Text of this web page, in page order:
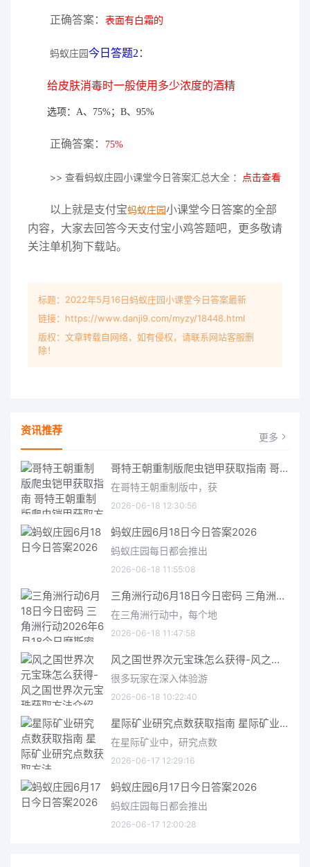
正确答案： 表面有白霜的
蚂蚁庄园今日答题2 ：
给皮肤消毒时一般使用多少浓度的酒精
选项：A、75%；B、95%
正确答案： 75%
>> 查看蚂蚁庄园小课堂今日答案汇总大全 ： 点击查看
以上就是支付宝蚂蚁庄园小课堂今日答案的全部
内容，大家去回答今天支付宝小鸡答题吧，更多敬请
关注单机狗下载站。
标题：2022年5月16日蚂蚁庄园小课堂今日答案最新
链接：https://www.danji9.com/myzy/18448.html
版权：文章转载自网络，如有侵权，请联系网站客服删
除！
资讯推荐 更多
哥特王朝重制版爬虫铠甲获取指南 哥特王朝重制版爬虫铠甲获取方法
在哥特王朝重制版中，获
2026-06-18 12:30:56
蚂蚁庄园6月18日今日答案2026
蚂蚁庄园每日都会推出
2026-06-18 11:55:08
三角洲行动6月18日今日密码 三角洲行动2026年6月18今日摩斯密码分享
在三角洲行动中，每个地
2026-06-18 11:47:58
风之国世界次元宝珠怎么获得-风之国世界次元宝珠获取方法介绍
很多玩家在深入体验游
2026-06-18 10:22:40
星际矿业研究点数获取指南 星际矿业研究点数获取方法
在星际矿业中，研究点数
2026-06-17 12:29:16
蚂蚁庄园6月17日今日答案2026
蚂蚁庄园每日都会推出
2026-06-17 12:00:28